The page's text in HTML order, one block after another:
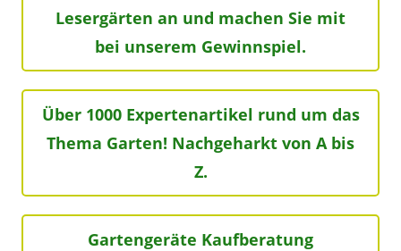
Lesergärten an und machen Sie mit
bei unserem Gewinnspiel.
Über 1000 Expertenartikel rund um das
Thema Garten! Nachgeharkt von A bis
Z.
Gartengeräte Kaufberatung